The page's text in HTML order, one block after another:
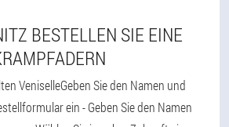
BESTELLEN SIE EINE
VeniselleGeben Sie den Namen und
ein - Geben Sie den Namen